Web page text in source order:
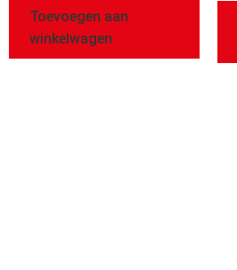
Toevoegen aan
winkelwagen